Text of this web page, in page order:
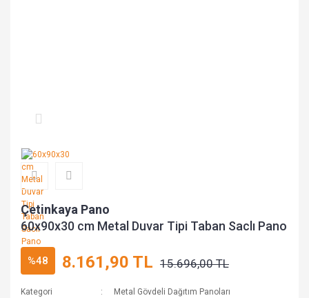
Çetinkaya Pano
60x90x30 cm Metal Duvar Tipi Taban Saclı Pano
%48 8.161,90 TL 15.696,00 TL
Kategori
Metal Gövdeli Dağıtım Panoları